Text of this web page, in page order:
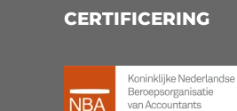
CERTIFICERING